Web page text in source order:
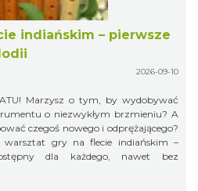
indiańskim – pierwsze
2026-09-10
o niezwykłym brzmieniu? A
czegoś nowego i odprężającego?
gry na flecie indiańskim –
dla każdego, nawet bez